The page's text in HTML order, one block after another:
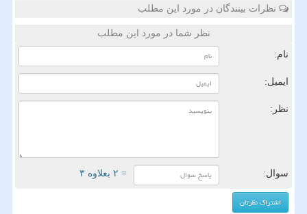
نظرات بینندگان در مورد این مطلب
نظر شما در مورد این مطلب
نام:
ایمیل:
نظر:
سوال: = ۲ بعلاوه ۳